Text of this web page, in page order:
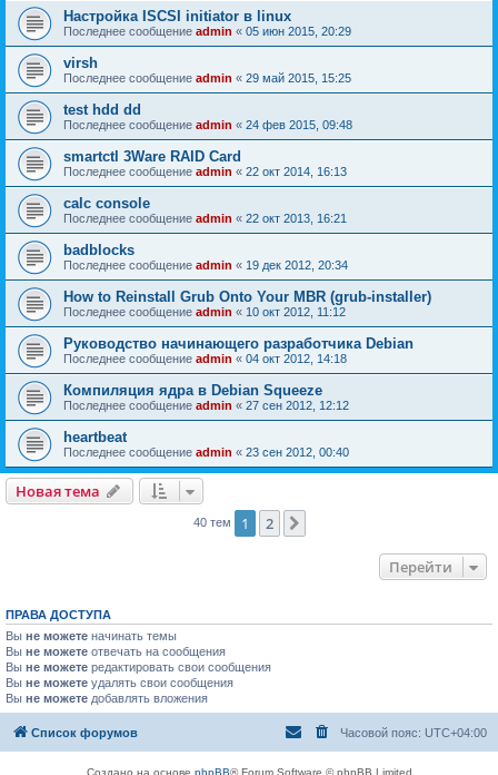
Настройка ISCSI initiator в linux
Последнее сообщение admin « 05 июн 2015, 20:29
virsh
Последнее сообщение admin « 29 май 2015, 15:25
test hdd dd
Последнее сообщение admin « 24 фев 2015, 09:48
smartctl 3Ware RAID Card
Последнее сообщение admin « 22 окт 2014, 16:13
calc console
Последнее сообщение admin « 22 окт 2013, 16:21
badblocks
Последнее сообщение admin « 19 дек 2012, 20:34
How to Reinstall Grub Onto Your MBR (grub-installer)
Последнее сообщение admin « 10 окт 2012, 11:12
Руководство начинающего разработчика Debian
Последнее сообщение admin « 04 окт 2012, 14:18
Компиляция ядра в Debian Squeeze
Последнее сообщение admin « 27 сен 2012, 12:12
heartbeat
Последнее сообщение admin « 23 сен 2012, 00:40
Новая тема
40 тем 1 2
Перейти
ПРАВА ДОСТУПА
Вы не можете начинать темы
Вы не можете отвечать на сообщения
Вы не можете редактировать свои сообщения
Вы не можете удалять свои сообщения
Вы не можете добавлять вложения
Список форумов Часовой пояс: UTC+04:00
Создано на основе phpBB® Forum Software © phpBB Limited